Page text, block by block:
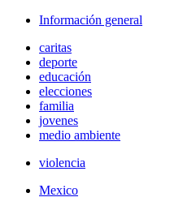
Información general
caritas
deporte
educación
elecciones
familia
jovenes
medio ambiente
violencia
Mexico